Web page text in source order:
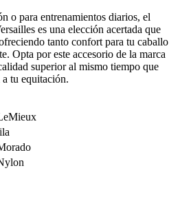
o para entrenamientos diarios, el
es una elección acertada que
tanto confort para tu caballo
Opta por este accesorio de la marca
superior al mismo tiempo que
a tu equitación.